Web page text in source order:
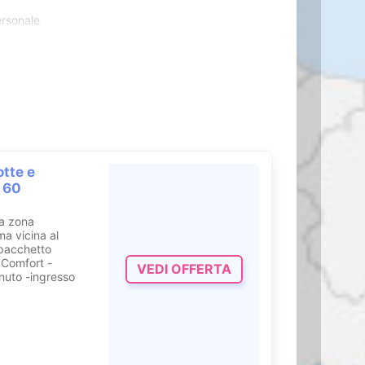
di voi
.
e
60
zona
vicina al
-
-ingresso
VEDI OFFERTA